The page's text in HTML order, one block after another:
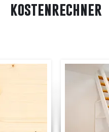
kostenrechner